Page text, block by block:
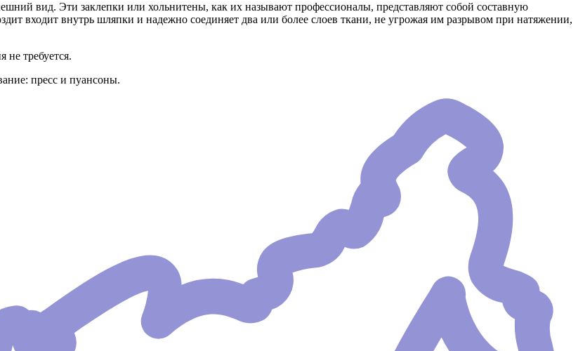
вид. Эти заклепки или хольнитены, как их называют профессионалы, представляют собой составную
входит внутрь шляпки и надежно соединяет два или более слоев ткани, не угрожая им разрывом при натяжении,
не требуется.
пресс и пуансоны.